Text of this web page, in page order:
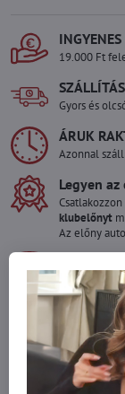
19.000 Ft
Gyors és
ÁRUK
Azonnal
Legyen
klubelőnyt
Az előny
Garantáltan
Szeretne
amennyi
Ne habozzon